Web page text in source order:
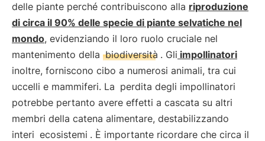
delle piante perché contribuiscono alla riproduzione
di circa il 90% delle specie di piante selvatiche nel
mondo, evidenziando il loro ruolo cruciale nel
mantenimento della biodiversità . Gli impollinatori
inoltre, forniscono cibo a numerosi animali, tra cui
uccelli e mammiferi. La perdita degli impollinatori
potrebbe pertanto avere effetti a cascata su altri
membri della catena alimentare, destabilizzando
interi ecosistemi . È importante ricordare che circa il